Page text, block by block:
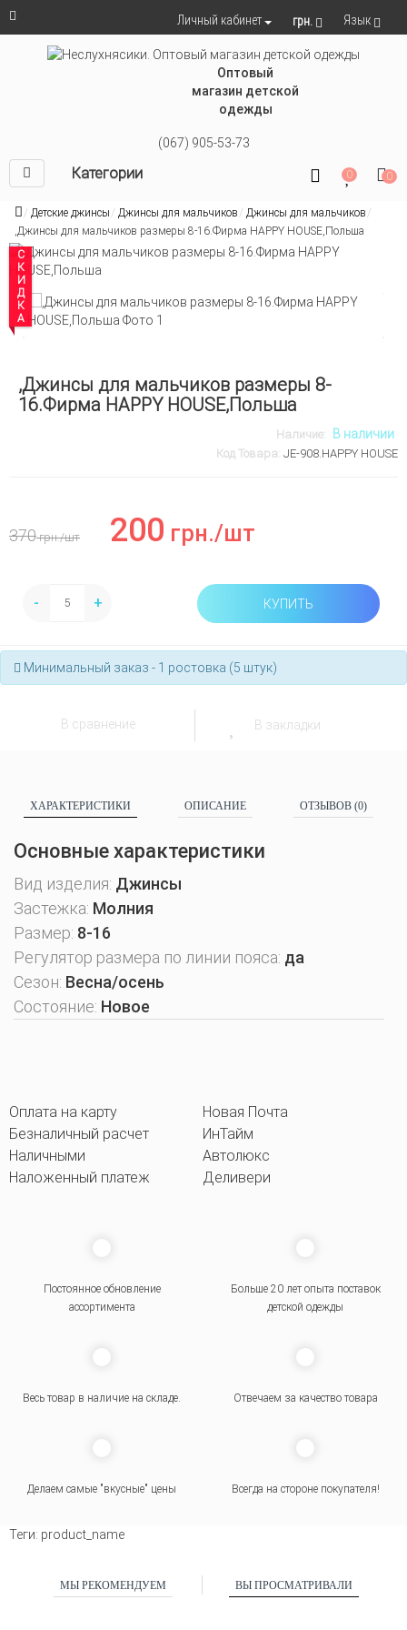
Личный кабинет грн. Язык
Оптовый
магазин детской
одежды
(067) 905-53-73
Категории 0 0
Детские джинсы Джинсы для мальчиков
Джинсы для мальчиков
,Джинсы для мальчиков размеры 8-16.Фирма HAPPY HOUSE,Польша
СКИДКА
,Джинсы для мальчиков размеры 8-
16.Фирма HAPPY HOUSE,Польша
Наличие: В наличии
Код Товара: JE-908.HAPPY HOUSE
370грн./шт 200 грн./шт
- + КУПИТЬ
Минимальный заказ - 1 ростовка (5 штук)
В сравнение В закладки
ХАРАКТЕРИСТИКИ ОПИСАНИЕ ОТЗЫВОВ (0)
Основные характеристики
Вид изделия: Джинсы
Застежка: Молния
Размер: 8-16
Регулятор размера по линии пояса: да
Сезон: Весна/осень
Состояние: Новое
Оплата на карту
Безналичный расчет
Наличными
Наложенный платеж
Новая Почта
ИнТайм
Автолюкс
Деливери
Постоянное обновление
ассортимента
Больше 20 лет опыта поставок
детской одежды
Весь товар в наличие на складе. Отвечаем за качество товара
Делаем самые "вкусные" цены Всегда на стороне покупателя!
Теги: product_name
МЫ РЕКОМЕНДУЕМ ВЫ ПРОСМАТРИВАЛИ